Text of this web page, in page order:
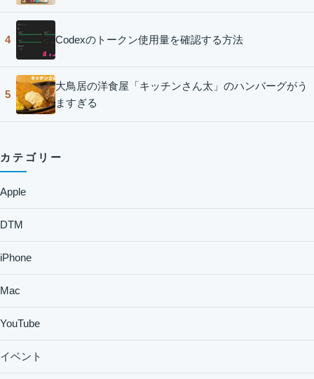
4 Codexのトークン使用量を確認する方法
5
大鳥居の洋食屋「キッチンさん太」のハンバーグがう
ますぎる
カテゴリー
Apple
DTM
iPhone
Mac
YouTube
イベント